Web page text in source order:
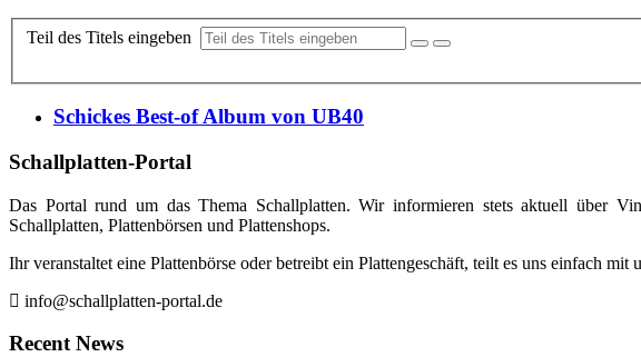
Teil des Titels eingeben
Schickes Best-of Album von UB40
Schallplatten-Portal
Das Portal rund um das Thema Schallplatten. Wir informieren stets aktuell über
Schallplatten, Plattenbörsen und Plattenshops.
Ihr veranstaltet eine Plattenbörse oder betreibt ein Plattengeschäft, teilt es uns einfach
info@schallplatten-portal.de
Recent News